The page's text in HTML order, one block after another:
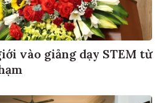
vào giảng dạy STEM từ